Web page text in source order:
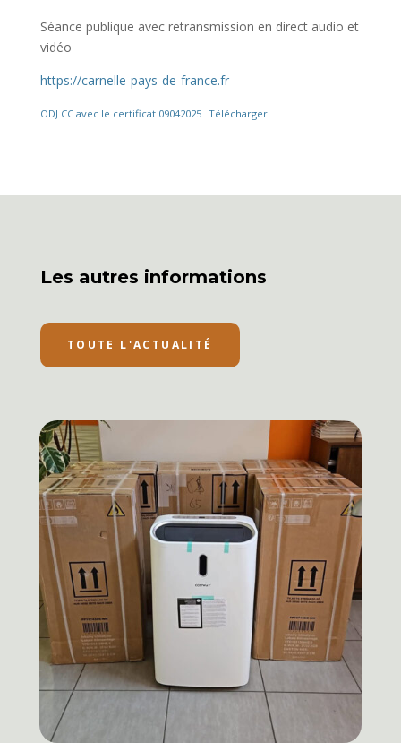
Séance publique avec retransmission en direct audio et
vidéo
https://carnelle-pays-de-france.fr
ODJ CC avec le certificat 09042025 Télécharger
Les autres informations
TOUTE L'ACTUALITÉ